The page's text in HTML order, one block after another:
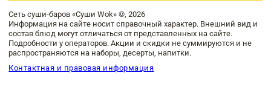
Сеть суши-баров «Суши Wok» ©, 2026
Информация на сайте носит справочный характер. Внешний вид и
состав блюд могут отличаться от представленных на сайте.
Подробности у операторов. Акции и скидки не суммируются и не
распространяются на наборы, десерты, напитки.
Контактная и правовая информация